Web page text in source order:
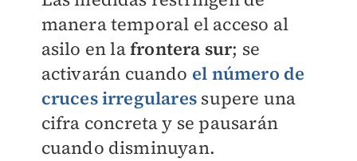
manera temporal el acceso al
asilo en lafrontera sur; se
activarán cuando el número de
cruces irregulares supere una
cifra concreta y se pausarán
cuando disminuyan.